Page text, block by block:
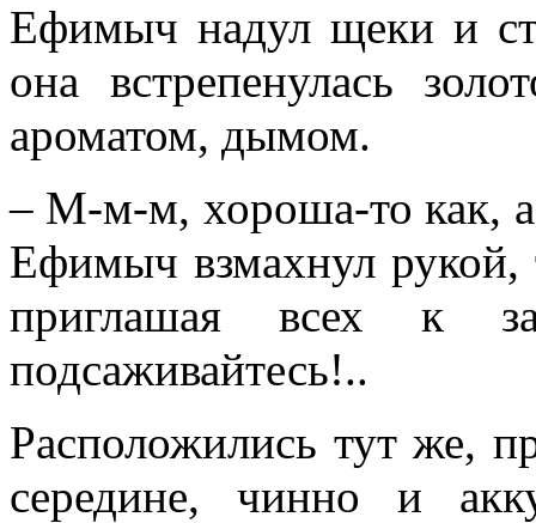
Ефимыч надул щеки и
она встрепенулась
ароматом, дымом.
– М-м-м, хороша-то как,
Ефимыч взмахнул рукой,
приглашая всех к
подсаживайтесь!..
Расположились тут же,
середине, чинно и